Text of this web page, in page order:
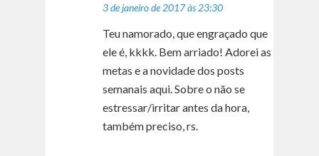
3 de janeiro de 2017 às 23:30
Teu namorado, que engraçado que
ele é, kkkk. Bem arriado! Adorei as
metas e a novidade dos posts
semanais aqui. Sobre o não se
estressar/irritar antes da hora,
também preciso, rs.